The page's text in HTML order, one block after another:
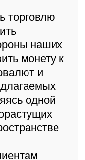
торговлю
наших
монету к
и
одной